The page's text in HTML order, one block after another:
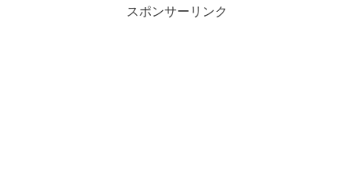
スポンサーリンク